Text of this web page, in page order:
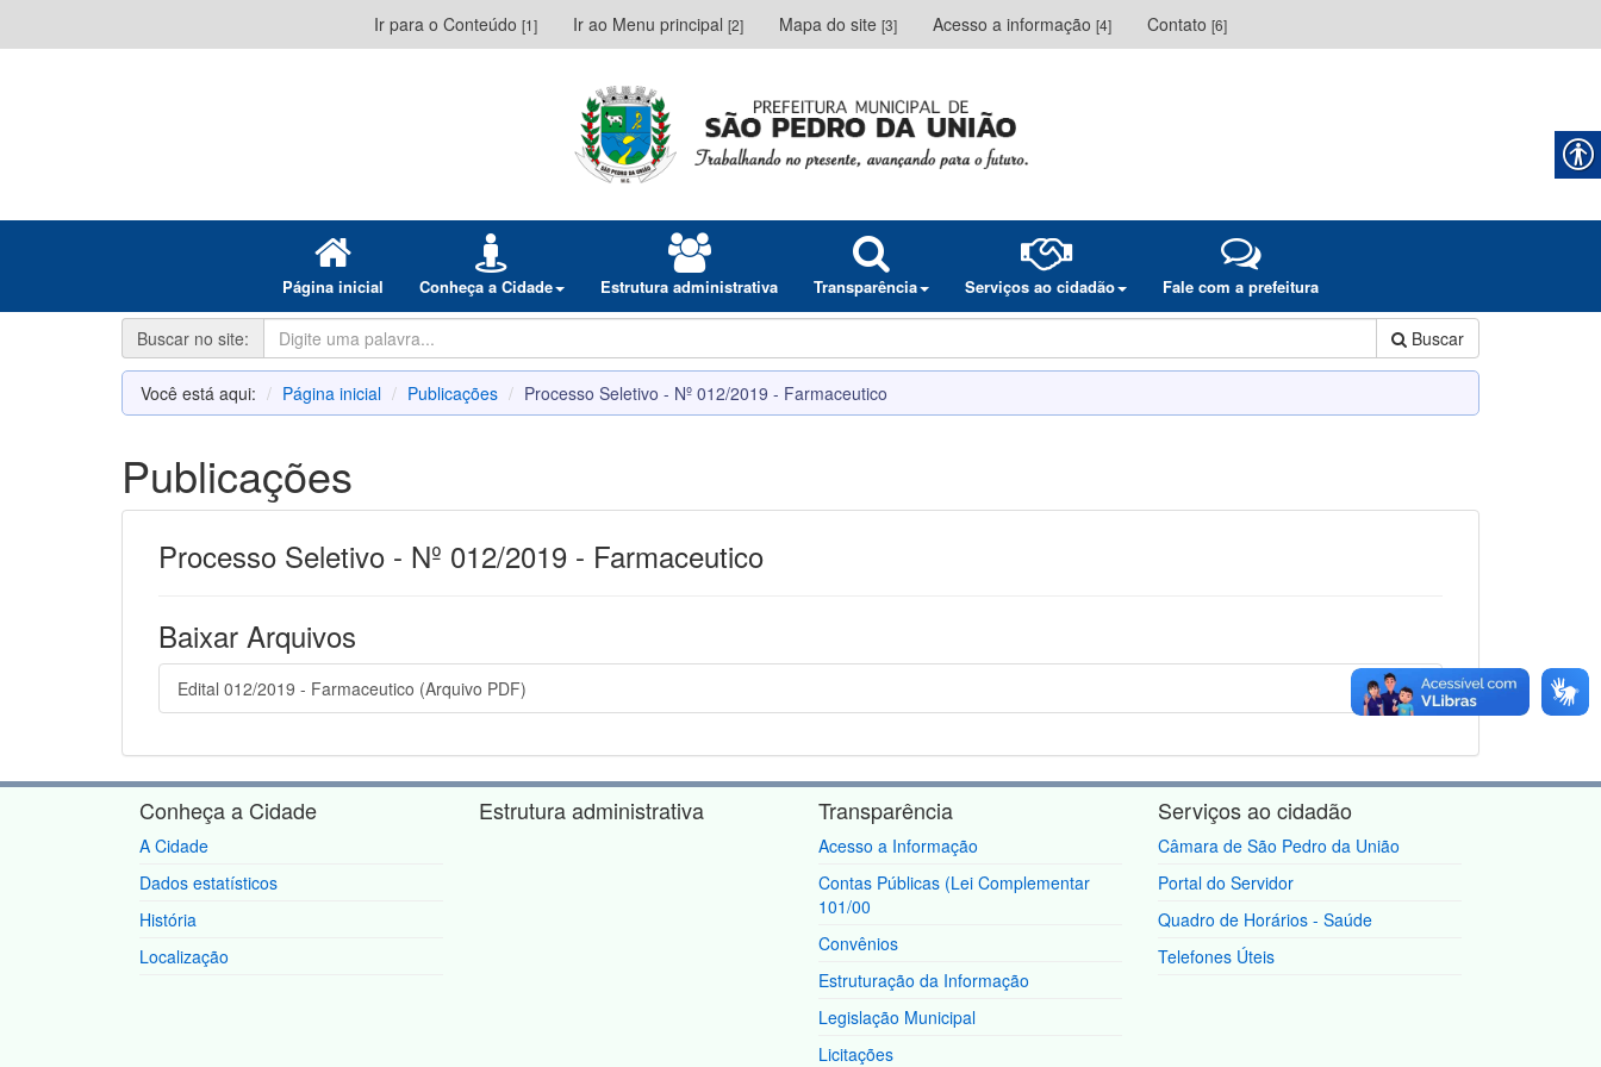
Ir para o Conteúdo [1] Ir ao Menu principal [2] Mapa do site [3] Acesso a informação [4] Contato [6]
Página inicial Conheça a Cidade Estrutura administrativa Transparência Serviços ao cidadão Fale com a prefeitura
Buscar no site: Buscar
Você está aqui: Página inicial Publicações Processo Seletivo - Nº 012/2019 - Farmaceutico
Publicações
Processo Seletivo - Nº 012/2019 - Farmaceutico
Baixar Arquivos
Edital 012/2019 - Farmaceutico (Arquivo PDF)
Conheça a Cidade
A Cidade
Dados estatísticos
História
Localização
Estrutura administrativa Transparência
Acesso a Informação
Contas Públicas (Lei Complementar
101/00
Convênios
Estruturação da Informação
Legislação Municipal
Licitações
Serviços ao cidadão
Câmara de São Pedro da União
Portal do Servidor
Quadro de Horários - Saúde
Telefones Úteis